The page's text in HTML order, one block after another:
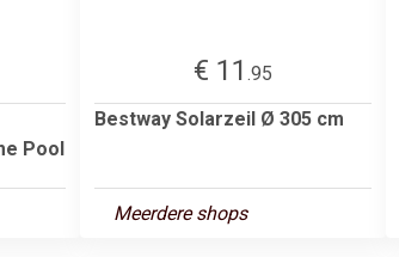
Pool
€ 11 .95
Bestway Solarzeil Ø 305 cm
Meerdere shops